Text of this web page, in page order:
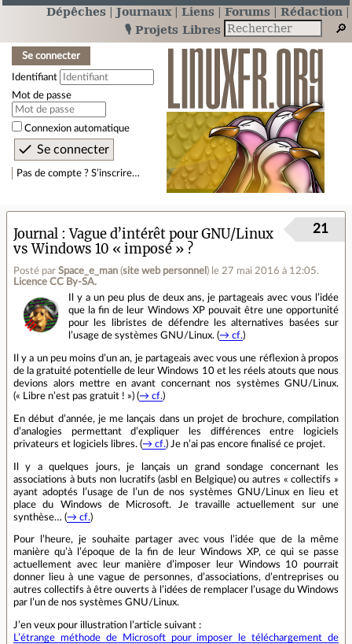
Dépêches Journaux Liens Forums
Rédaction
🎙️ Projets Libres
Se connecter
Identifiant
Mot de passe
Connexion automatique
Pas de compte ? S’inscrire…
Journal
Vague d’intérêt pour GNU/Linux
vs Windows 10 « imposé » ?
Posté par Space_e_man (site web personnel ) le 27 mai 2016 à 12:05.
Licence CC By‑SA.
21
Il y a un peu plus de deux ans, je partageais avec vous l’idée
que la fin de leur Windows XP pouvait être une opportunité
pour les libristes de défendre les alternatives basées sur
l’usage de systèmes GNU/Linux. (→ cf.)
Il y a un peu moins d’un an, je partageais avec vous une réflexion à propos
de la gratuité potentielle de leur Windows 10 et les réels atouts que nous
devions alors mettre en avant concernant nos systèmes GNU/Linux.
(« Libre n’est pas gratuit ! ») (→ cf.)
En début d’année, je me lançais dans un projet de brochure, compilation
d’analogies permettant d’expliquer les différences entre logiciels
privateurs et logiciels libres. (→ cf.) Je n’ai pas encore finalisé ce projet.
Il y a quelques jours, je lançais un grand sondage concernant les
associations à buts non lucratifs (asbl en Belgique) ou autres « collectifs »
ayant adoptés l’usage de l’un de nos systèmes GNU/Linux en lieu et
place du Windows de Microsoft. Je travaille actuellement sur une
synthèse… (→ cf.)
Pour l’heure, je souhaite partager avec vous l’idée que de la même
manière qu’à l’époque de la fin de leur Windows XP, ce qui se passe
actuellement avec leur manière d’imposer leur Windows 10 pourrait
donner lieu à une vague de personnes, d’associations, d’entreprises ou
autres collectifs à être ouverts à l’idées de remplacer l’usage du Windows
par l’un de nos systèmes GNU/Linux.
J’en veux pour illustration l’article suivant :
L’étrange méthode de Microsoft pour imposer le téléchargement de